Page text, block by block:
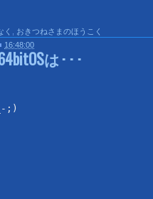
く おきつねさまのほうこく
は･･･
;)
16:48:00